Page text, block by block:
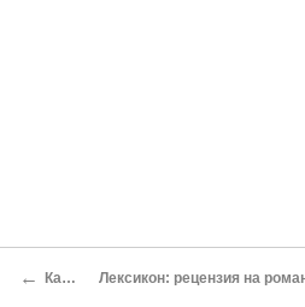
← Камень